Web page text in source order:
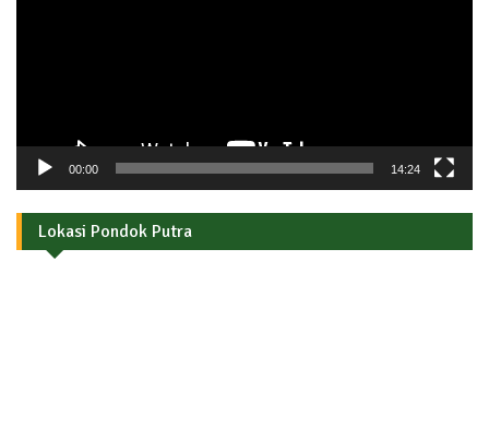
00:00 14:24
Lokasi Pondok Putra